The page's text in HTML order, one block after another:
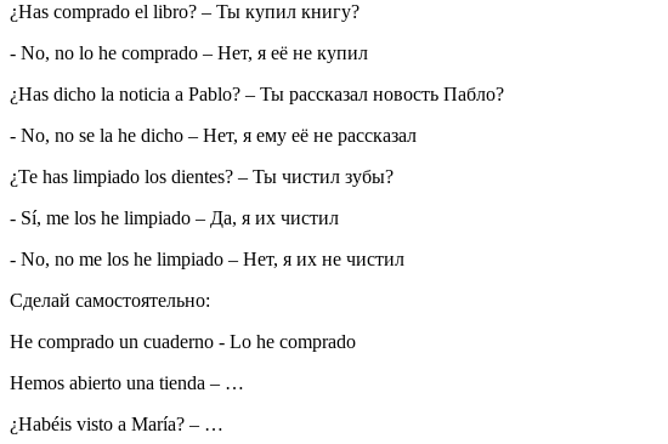
¿Has comprado el libro? – Ты купил книгу?
- No, no lo he comprado – Нет, я её не купил
¿Has dicho la noticia a Pablo? – Ты рассказал новость Пабло?
- No, no se la he dicho – Нет, я ему её не рассказал
¿Te has limpiado los dientes? – Ты чистил зубы?
- Sí, me los he limpiado – Да, я их чистил
- No, no me los he limpiado – Нет, я их не чистил
Сделай самостоятельно:
He comprado un cuaderno - Lo he comprado
Hemos abierto una tienda – …
¿Habéis visto a María? – …